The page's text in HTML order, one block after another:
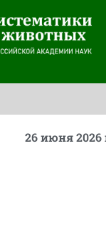
26 июня 2026